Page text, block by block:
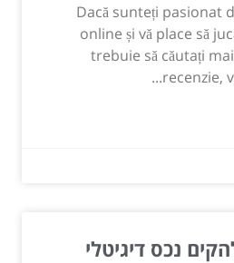
Dacă sunteți pasionat
online și vă place să
trebuie să căutați
recenzie,
נכס דיגיטלי